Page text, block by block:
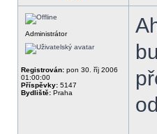
Administrátor
Registrován: pon 30. říj 2006
01:00:00
Příspěvky: 5147
Bydliště: Praha